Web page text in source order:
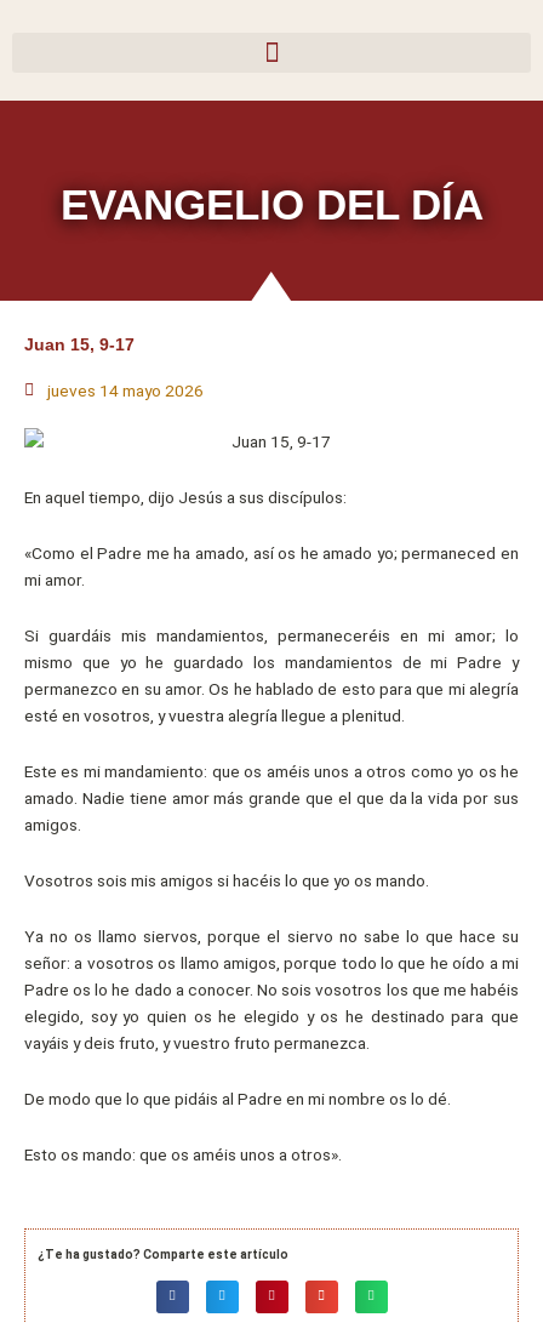
EVANGELIO DEL DÍA
Juan 15, 9-17
jueves 14 mayo 2026
En aquel tiempo, dijo Jesús a sus discípulos:
«Como el Padre me ha amado, así os he amado yo; permaneced en
mi amor.
Si guardáis mis mandamientos, permaneceréis en mi amor; lo
mismo que yo he guardado los mandamientos de mi Padre y
permanezco en su amor. Os he hablado de esto para que mi alegría
esté en vosotros, y vuestra alegría llegue a plenitud.
Este es mi mandamiento: que os améis unos a otros como yo os he
amado. Nadie tiene amor más grande que el que da la vida por sus
amigos.
Vosotros sois mis amigos si hacéis lo que yo os mando.
Ya no os llamo siervos, porque el siervo no sabe lo que hace su
señor: a vosotros os llamo amigos, porque todo lo que he oído a mi
Padre os lo he dado a conocer. No sois vosotros los que me habéis
elegido, soy yo quien os he elegido y os he destinado para que
vayáis y deis fruto, y vuestro fruto permanezca.
De modo que lo que pidáis al Padre en mi nombre os lo dé.
Esto os mando: que os améis unos a otros».
¿Te ha gustado? Comparte este artículo